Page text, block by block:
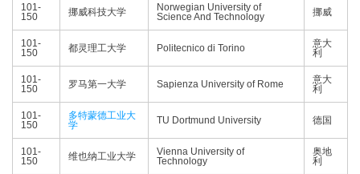
101-
150
挪威科技大学
Norwegian University of
Science And Technology
挪威
101-
150
都灵理工大学 Politecnico di Torino
意大
利
101-
150
罗马第一大学 Sapienza University of Rome
意大
利
101-
150
多特蒙德工业大
学
TU Dortmund University 德国
101-
150
维也纳工业大学
Vienna University of
Technology
奥地
利